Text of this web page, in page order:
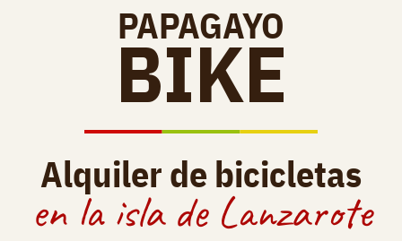
PAPAGAYO
BIKE
Alquiler de bicicletas
en la isla de Lanzarote